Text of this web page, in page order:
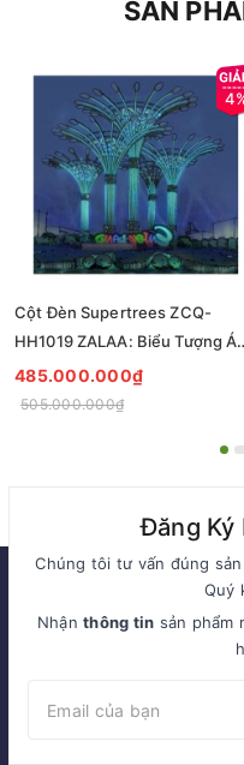
SẢN
Cột Đèn Supertrees ZCQ-
HH1019 ZALAA: Biểu Tượng
Sáng Cho Đại Đô Thị
485.000.000₫
505.000.000₫
Đăng Ký
Chúng tôi tư vấn đúng
Quý
Nhậnthông tin sản phẩm